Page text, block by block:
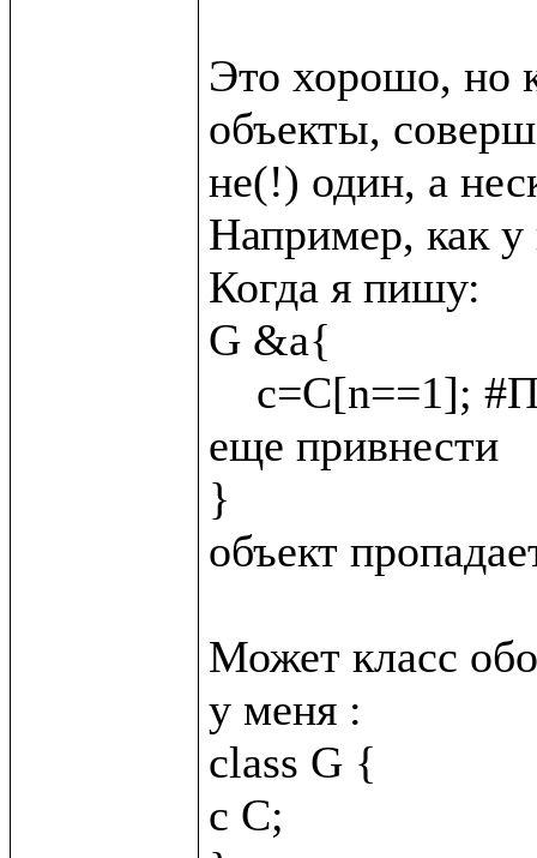
Это хорошо, но
объекты,
не(!) один, а
Например, как
Когда я пишу:
G &a{
еще привнести
}
объект
Может класс
у меня :
class G {
c C;